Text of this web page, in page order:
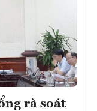
rà soát